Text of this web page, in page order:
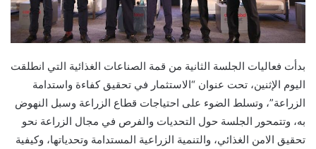
بدأت فعاليات الجلسة الثانية من قمة الصناعات الغذائية التي انطلقت
اليوم الإثنين، تحت عنوان “الاستثمار في تحقيق كفاءة واستدامة
الزراعة”، وتسلط الضوء على احتياجات قطاع الزراعة وسبل النهوض
به، وتتمحور الجلسة حول التحديات والفرص في مجال الزراعة نحو
تحقيق الامن الغذائي، والتنمية الزراعية المستدامة وتحدياتها، وكيفية